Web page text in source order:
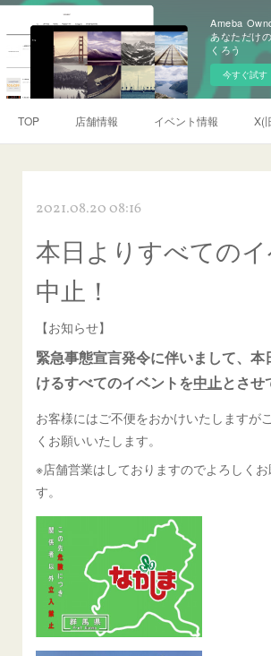
Ameba
あなただけ
くろう
今すぐ試す
TOP 店舗情報 イベント情報 X(
2021.08.20 08:16
本日よりすべてのイ
中止！
【お知らせ】
緊急事態宣言発令に伴いまして、本
けるすべてのイベントを中止とさせ
お客様にはご不便をおかけいたしますが
くお願いいたします。
※店舗営業はしておりますのでよろしくお
す。